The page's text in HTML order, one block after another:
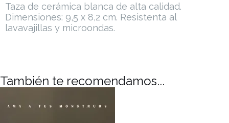
Taza de cerámica blanca de alta calidad.
Dimensiones: 9,5 x 8,2 cm. Resistenta al
lavavajillas y microondas.
También te recomendamos...